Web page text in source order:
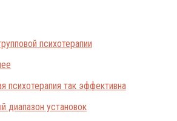
психотерапия так эффективна